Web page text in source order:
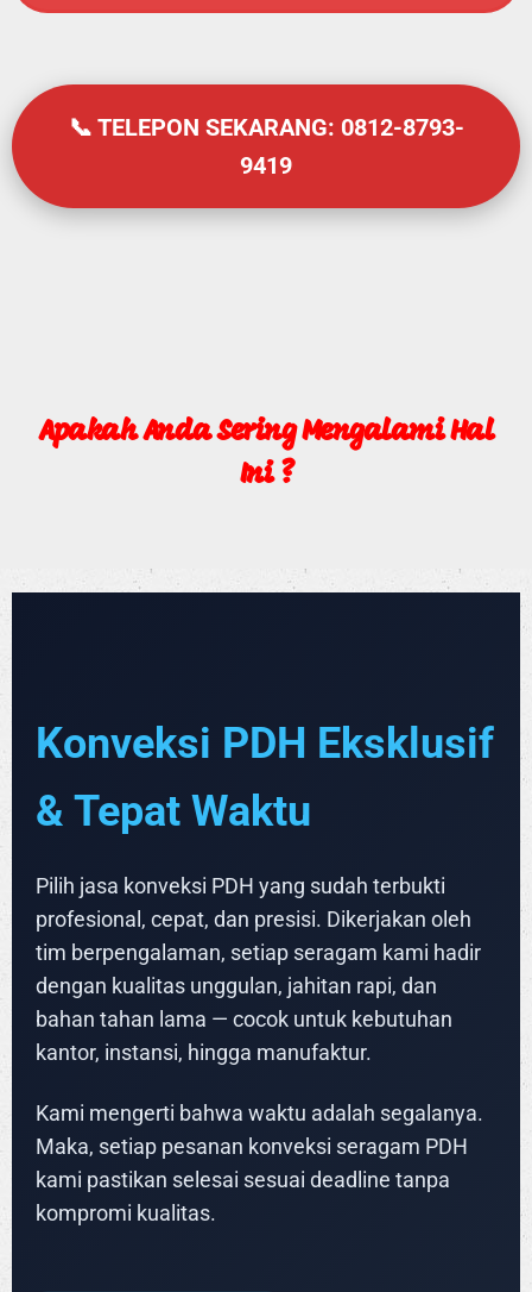
📞 TELEPON SEKARANG: 0812-8793-
9419
Apakah Anda Sering Mengalami Hal
Ini ?
Konveksi PDH Eksklusif
& Tepat Waktu
Pilih jasa konveksi PDH yang sudah terbukti
profesional, cepat, dan presisi. Dikerjakan oleh
tim berpengalaman, setiap seragam kami hadir
dengan kualitas unggulan, jahitan rapi, dan
bahan tahan lama — cocok untuk kebutuhan
kantor, instansi, hingga manufaktur.
Kami mengerti bahwa waktu adalah segalanya.
Maka, setiap pesanan konveksi seragam PDH
kami pastikan selesai sesuai deadline tanpa
kompromi kualitas.